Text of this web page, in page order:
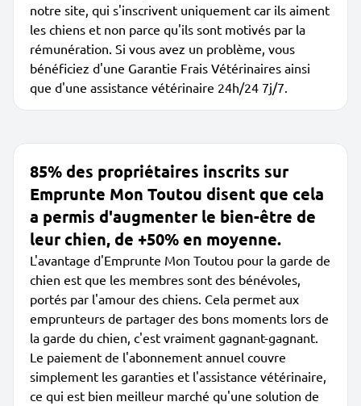
notre site, qui s'inscrivent uniquement car ils aiment
les chiens et non parce qu'ils sont motivés par la
rémunération. Si vous avez un problème, vous
bénéficiez d'une Garantie Frais Vétérinaires ainsi
que d'une assistance vétérinaire 24h/24 7j/7.
85% des propriétaires inscrits sur
Emprunte Mon Toutou disent que cela
a permis d'augmenter le bien-être de
leur chien, de +50% en moyenne.
L'avantage d'Emprunte Mon Toutou pour la garde de
chien est que les membres sont des bénévoles,
portés par l'amour des chiens. Cela permet aux
emprunteurs de partager des bons moments lors de
la garde du chien, c'est vraiment gagnant-gagnant.
Le paiement de l'abonnement annuel couvre
simplement les garanties et l'assistance vétérinaire,
ce qui est bien meilleur marché qu'une solution de